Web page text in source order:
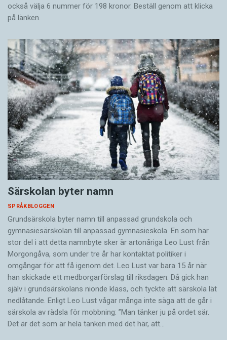
också välja 6 nummer för 198 kronor. Beställ genom att klicka
på länken.
Särskolan byter namn
SPRÅKBLOGGEN
Grundsärskola byter namn till anpassad grundskola och
gymnasiesärskolan till anpassad gymnasieskola. En som har
stor del i att detta namnbyte sker är artonåriga Leo Lust från
Morgongåva, som under tre år har kontaktat politiker i
omgångar för att få igenom det. Leo Lust var bara 15 år när
han skickade ett medborgarförslag till riksdagen. Då gick han
själv i grundsärskolans nionde klass, och tyckte att särskola lät
nedlåtande. Enligt Leo Lust vågar många inte säga att de går i
särskola av rädsla för mobbning: ”Man tänker ju på ordet sär.
Det är det som är hela tanken med det här, att…